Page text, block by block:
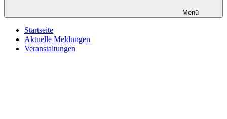
Menü
Startseite
Aktuelle Meldungen
Veranstaltungen